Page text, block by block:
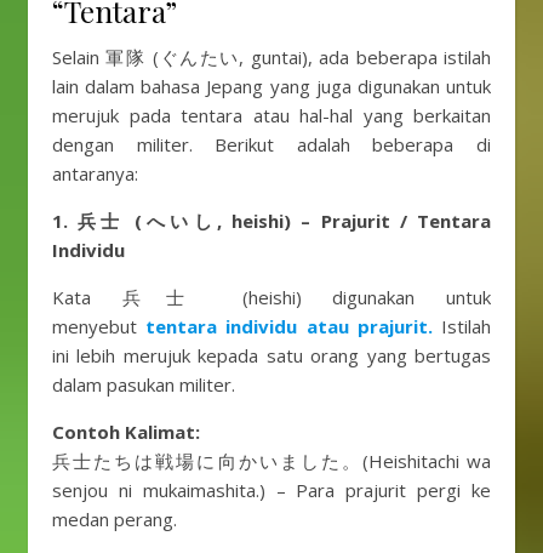
“Tentara”
Selain 軍隊 (ぐんたい, guntai), ada beberapa istilah
lain dalam bahasa Jepang yang juga digunakan untuk
merujuk pada tentara atau hal-hal yang berkaitan
dengan militer. Berikut adalah beberapa di
antaranya:
1. 兵士 (へいし, heishi) – Prajurit / Tentara
Individu
Kata 兵士 (heishi) digunakan untuk
menyebut tentara individu atau prajurit. Istilah
ini lebih merujuk kepada satu orang yang bertugas
dalam pasukan militer.
Contoh Kalimat:
兵士たちは戦場に向かいました。(Heishitachi wa
senjou ni mukaimashita.) – Para prajurit pergi ke
medan perang.